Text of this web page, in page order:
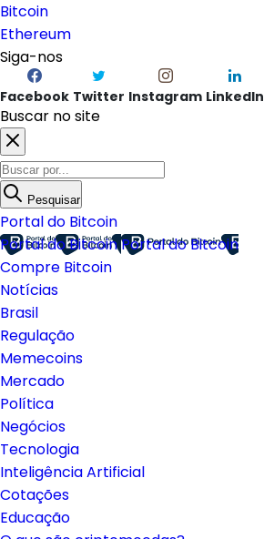
Bitcoin
Ethereum
Siga-nos
Facebook Twitter Instagram LinkedIn
Buscar no site
Pesquisar
Portal do Bitcoin
Portal do BitcoinPortal do Bitcoin
Compre Bitcoin
Notícias
Brasil
Regulação
Memecoins
Mercado
Política
Negócios
Tecnologia
Inteligência Artificial
Cotações
Educação